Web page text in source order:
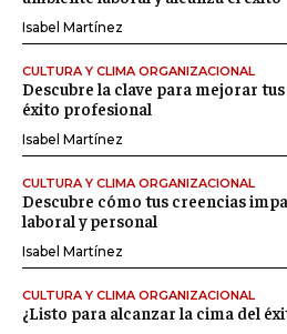
Isabel Martínez
CULTURA Y CLIMA ORGANIZACIONAL
Descubre la clave para mejorar
éxito profesional
Isabel Martínez
CULTURA Y CLIMA ORGANIZACIONAL
Descubre cómo tus creencias
laboral y personal
Isabel Martínez
CULTURA Y CLIMA ORGANIZACIONAL
¿Listo para alcanzar la cima del